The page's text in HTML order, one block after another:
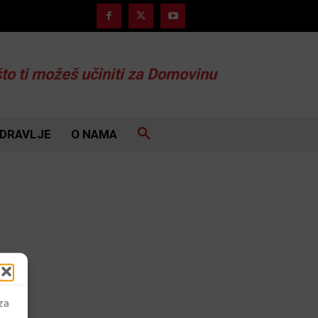
ti možeš učiniti za Domovinu
O NAMA